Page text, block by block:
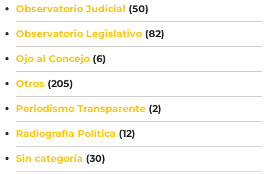
Observatorio Judicial (50)
Observatorio Legislativo (82)
Ojo al Concejo (6)
Otros (205)
Periodismo Transparente (2)
Radiografía Política (12)
Sin categoría (30)